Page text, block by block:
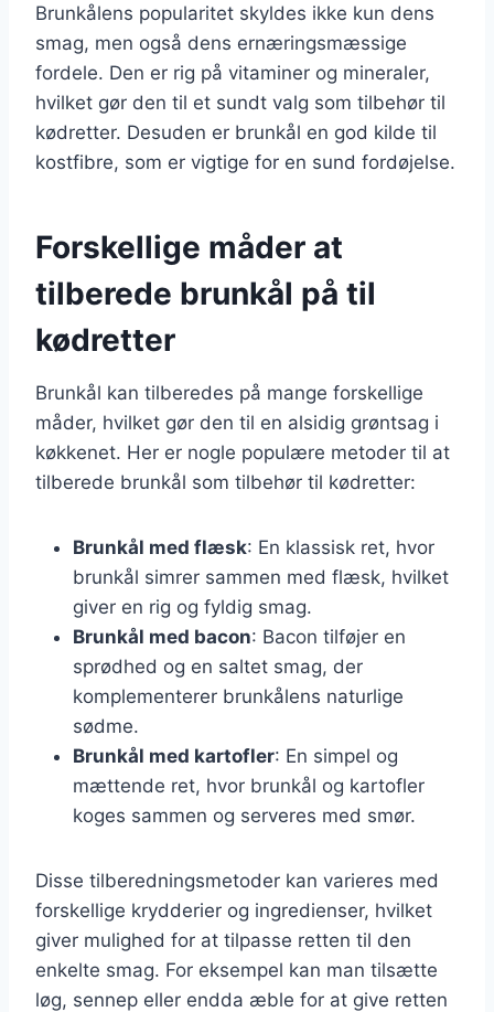
Brunkålens popularitet skyldes ikke kun dens
smag, men også dens ernæringsmæssige
fordele. Den er rig på vitaminer og mineraler,
hvilket gør den til et sundt valg som tilbehør til
kødretter. Desuden er brunkål en god kilde til
kostfibre, som er vigtige for en sund fordøjelse.
Forskellige måder at
tilberede brunkål på til
kødretter
Brunkål kan tilberedes på mange forskellige
måder, hvilket gør den til en alsidig grøntsag i
køkkenet. Her er nogle populære metoder til at
tilberede brunkål som tilbehør til kødretter:
Brunkål med flæsk: En klassisk ret, hvor
brunkål simrer sammen med flæsk, hvilket
giver en rig og fyldig smag.
Brunkål med bacon: Bacon tilføjer en
sprødhed og en saltet smag, der
komplementerer brunkålens naturlige
sødme.
Brunkål med kartofler: En simpel og
mættende ret, hvor brunkål og kartofler
koges sammen og serveres med smør.
Disse tilberedningsmetoder kan varieres med
forskellige krydderier og ingredienser, hvilket
giver mulighed for at tilpasse retten til den
enkelte smag. For eksempel kan man tilsætte
løg, sennep eller endda æble for at give retten